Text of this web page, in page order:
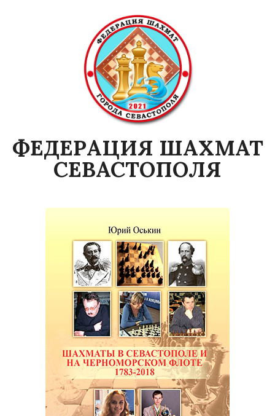
ФЕДЕРАЦИЯ ШАХМАТ
СЕВАСТОПОЛЯ